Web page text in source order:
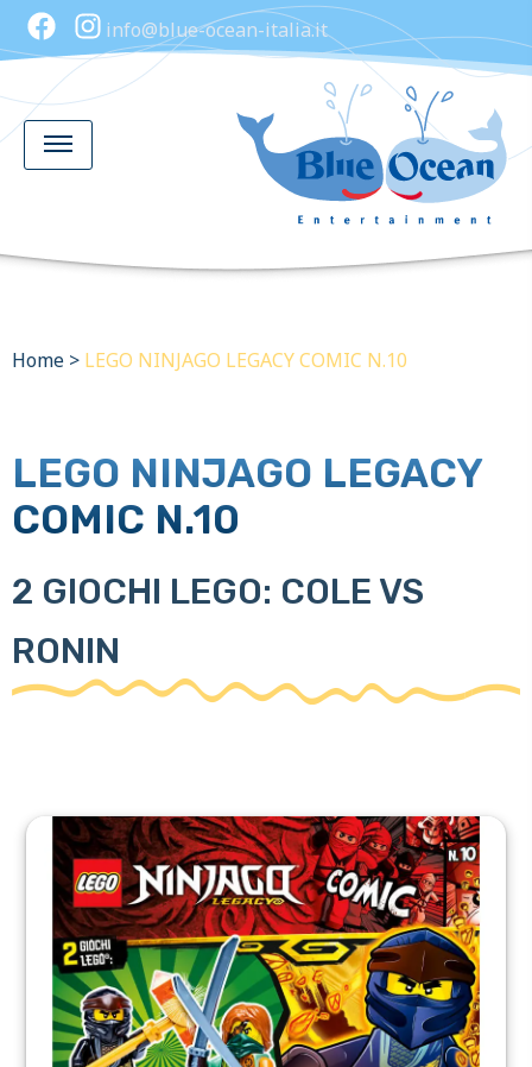
info@blue-ocean-italia.it
Home > LEGO NINJAGO LEGACY COMIC N.10
LEGO NINJAGO LEGACY
COMIC N.10
2 GIOCHI LEGO: COLE VS
RONIN